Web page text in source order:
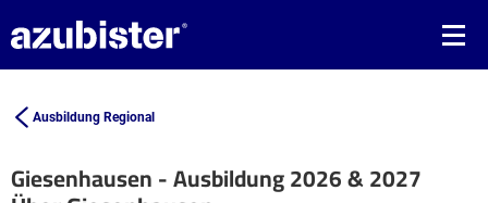
Ausbildung Regional
Giesenhausen - Ausbildung 2026 & 2027
Leaflet| ©OpenStreetMap2contributors